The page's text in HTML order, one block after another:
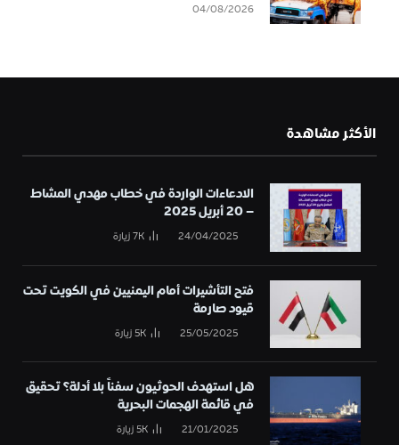
04/08/2026
الأكثر مشاهدة
الادعاءات الواردة في خطاب مهدي المشاط
– 20 أبريل 2025
24/04/2025
7Kزيارة
فتح التأشيرات أمام اليمنيين في الكويت تحت
قيود صارمة
25/05/2025
5Kزيارة
هل استهدف الحوثيون سفناً بلا أدلة؟ تحقيق
في قائمة الهجمات البحرية
21/01/2025
5Kزيارة